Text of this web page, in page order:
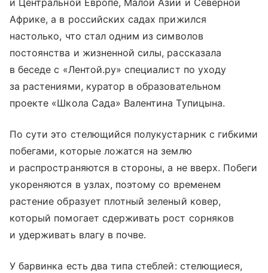
Африке, а в российских садах прижился
настолько, что стал одним из символов
постоянства и жизненной силы, рассказала
в беседе с «Лентой.ру» специалист по уходу
за растениями, куратор в образовательном
проекте «Школа Сада» Валентина Тупицына.
По сути это стелющийся полукустарник с гибкими
побегами, которые ложатся на землю
и распространяются в стороны, а не вверх. Побеги
укореняются в узлах, поэтому со временем
растение образует плотный зеленый ковер,
который помогает сдерживать рост сорняков
и удерживать влагу в почве.
У барвинка есть два типа стеблей: стелющиеся,